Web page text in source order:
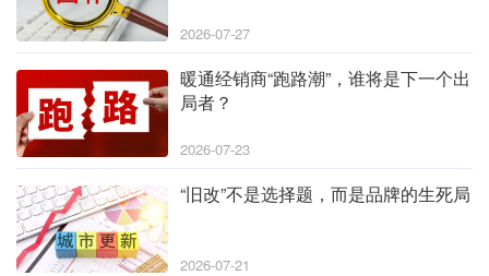
2026-07-27
暖通经销商“跑路潮”，谁将是下一个出
局者？
2026-07-23
“旧改”不是选择题，而是品牌的生死局
2026-07-21